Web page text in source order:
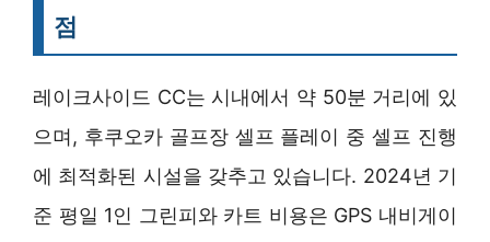
점
레이크사이드 CC는 시내에서 약 50분 거리에 있
으며, 후쿠오카 골프장 셀프 플레이 중 셀프 진행
에 최적화된 시설을 갖추고 있습니다. 2024년 기
준 평일 1인 그린피와 카트 비용은 GPS 내비게이